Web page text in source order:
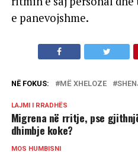
e panevojshme.
NË FOKUS: MË XHELOZE
LAJMI I RRADHËS
Migrena në rritje, pse
dhimbje koke?
MOS HUMBISNI